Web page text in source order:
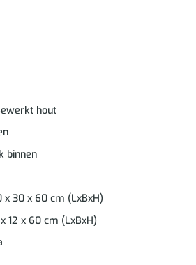
hout
binnen
x 30 x 60 cm (LxBxH)
12 x 60 cm (LxBxH)